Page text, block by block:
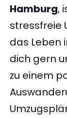
Hamburg,
stressfreie
das Leben
dich gern
zu einem